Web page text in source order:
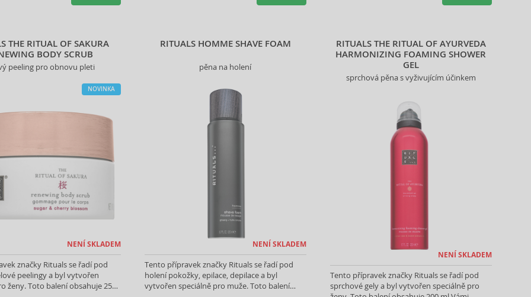
THE RITUAL OF SAKURA
BODY SCRUB
peeling pro obnovu pleti
NOVINKA
NENÍ SKLADEM
značky Rituals se řadí pod
peelingy a byl vytvořen
ženy. Toto balení obsahuje 250
RITUALS HOMME SHAVE FOAM
pěna na holení
NENÍ SKLADEM
Tento přípravek značky Rituals se řadí pod
holení pokožky, epilace, depilace a byl
vytvořen speciálně pro muže. Toto balení
RITUALS THE RITUAL OF AYURVEDA
HARMONIZING FOAMING SHOWER
GEL
sprchová pěna s vyživujícím účinkem
NENÍ SKLADEM
Tento přípravek značky Rituals se řadí pod
sprchové gely a byl vytvořen speciálně pro